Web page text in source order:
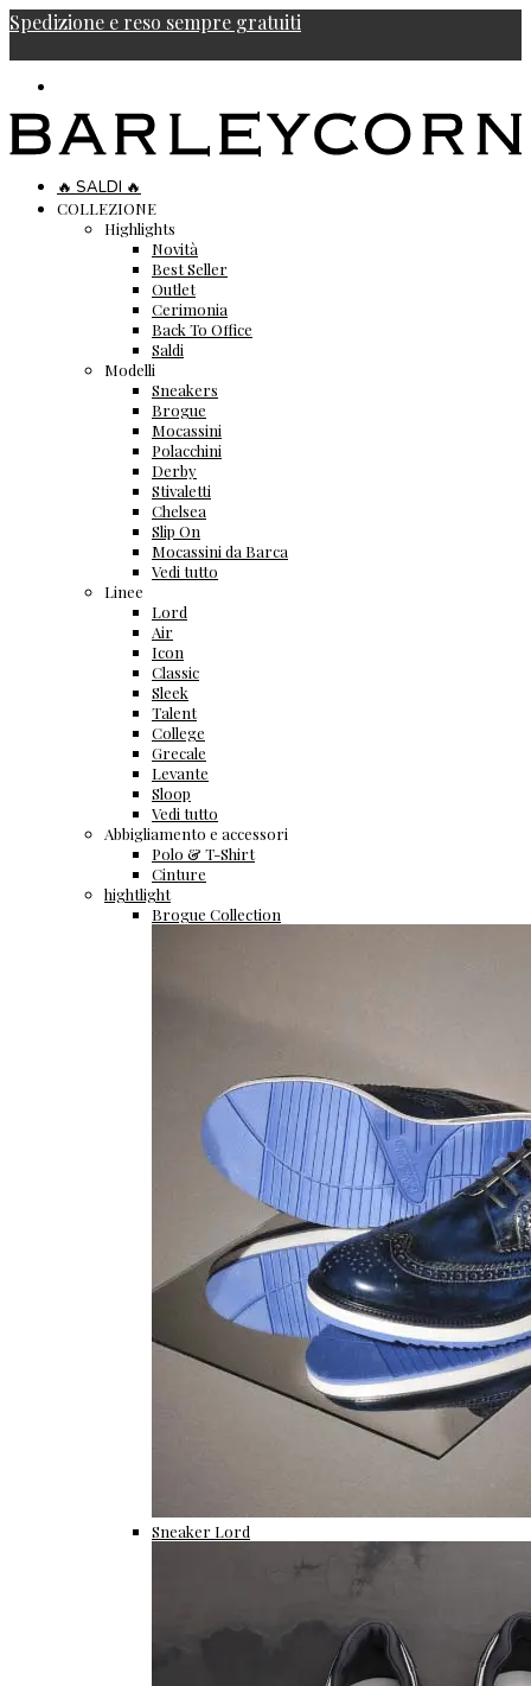
Spedizione e reso sempre gratuiti
🔥 SALDI 🔥
COLLEZIONE
Highlights
Novità
Best Seller
Outlet
Cerimonia
Back To Office
Saldi
Modelli
Sneakers
Brogue
Mocassini
Polacchini
Derby
Stivaletti
Chelsea
Slip On
Mocassini da Barca
Vedi tutto
Linee
Lord
Air
Icon
Classic
Sleek
Talent
College
Grecale
Levante
Sloop
Vedi tutto
Abbigliamento e accessori
Polo & T-Shirt
Cinture
hightlight
Brogue Collection
Sneaker Lord